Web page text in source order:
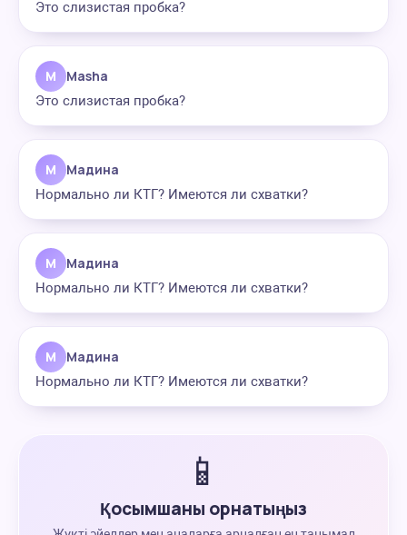
Это слизистая пробка?
M Masha
Это слизистая пробка?
М Мадина
Нормально ли КТГ? Имеются ли схватки?
М Мадина
Нормально ли КТГ? Имеются ли схватки?
М Мадина
Нормально ли КТГ? Имеются ли схватки?
📱
Қосымшаны орнатыңыз